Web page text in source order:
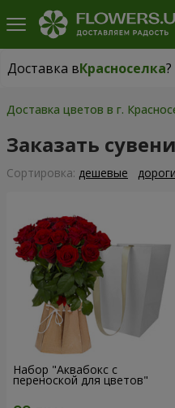
Доставка вКрасноселка?
Доставка вКрасноселка|
Доставка цветов в г.
Заказать
Cортировка: дешевые
Набор "Аквабокс с
переноской для цветов"